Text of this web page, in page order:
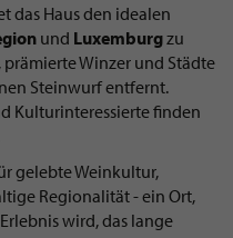
das Haus den idealen
und Luxemburgzu
Winzer und Städte
Steinwurf entfernt.
Kulturinteressierte finden
gelebte Weinkultur,
Regionalität - ein Ort,
wird, das lange